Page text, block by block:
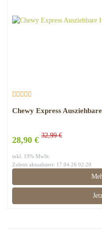
Chewy Express
28,90 € 32,99 €
inkl. 19% MwSt.
Zuletzt aktualisiert: 17.04.26 02:20